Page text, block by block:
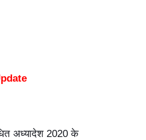
अध्यादेश 2020 के